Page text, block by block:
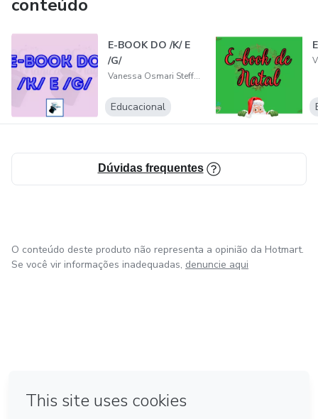
conteúdo
E-BOOK DO /K/ E
/G/
Vanessa Osmari Steffanello
Educacional
Dúvidas frequentes
O conteúdo deste produto não representa a opinião da Hotmart.
Se você vir informações inadequadas, denuncie aqui
Feito com ❤ em Bogotá